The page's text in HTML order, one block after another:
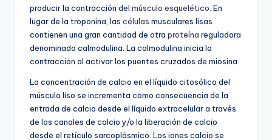
producir la contracción del músculo esquelético . En
lugar de la troponina, las células musculares lisas
contienen una gran cantidad de otra proteína reguladora
denominada calmodulina. La calmodulina inicia la
contracción al activar los puentes cruzados de miosina.
La concentración de calcio en el líquido citosólico del
músculo liso se incrementa como consecuencia de la
entrada de calcio desde el líquido extracelular a través
de los canales de calcio y/o la liberación de calcio
desde el retículo sarcoplásmico. Los iones calcio se